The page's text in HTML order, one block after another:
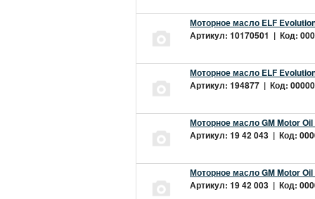
Моторное масло ELF
Артикул: 10170501 | Код:
Моторное масло ELF
Артикул: 194877 | Код:
Моторное масло GM Motor Oil
Артикул: 19 42 043 | Код:
Моторное масло GM Motor
Артикул: 19 42 003 | Код: